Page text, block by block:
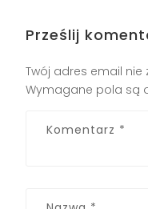
Prześlij
Twój adres email
Wymagane pola są